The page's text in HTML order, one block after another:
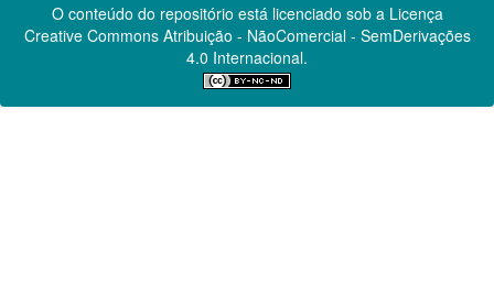
O conteúdo do repositório está licenciado sob a Licença
Creative CommonsAtribuição - NãoComercial - SemDerivações
4.0 Internacional.